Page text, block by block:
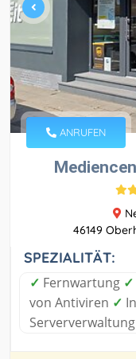
ANRUFEN
46149
SPEZIALITÄT:
✓ Fernwartung ✓
von Antiviren ✓
Serververwaltung